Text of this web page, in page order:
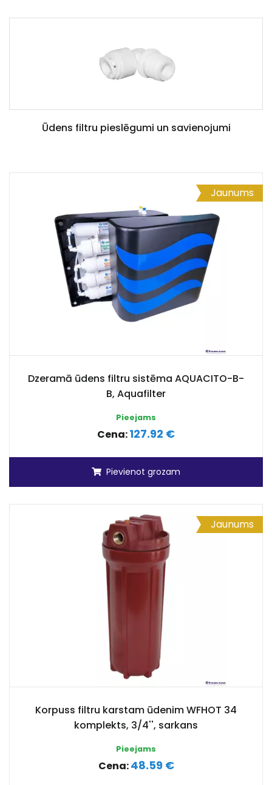
Ūdens filtru pieslēgumi un savienojumi
Jaunums
Dzeramā ūdens filtru sistēma AQUACITO-B-
B, Aquafilter
Pieejams
Cena:127.92 €
Pievienot grozam
Jaunums
Korpuss filtru karstam ūdenim WFHOT 34
komplekts, 3/4'', sarkans
Pieejams
Cena:48.59 €